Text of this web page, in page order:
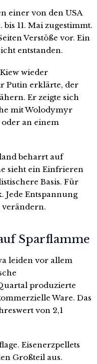
einer von den USA
11. Mai zugestimmt.
Verstöße vor. Ein
entstanden.
wieder
Putin erklärte, der
Er zeigte sich
mit Wolodymyr
an einem
beharrt auf
sieht ein Einfrieren
Basis. Für
Jede Entspannung
verändern.
Sparflamme
leiden vor allem
produzierte
Ware. Das
von 2,1
Eisenerzpellets
Großteil aus.